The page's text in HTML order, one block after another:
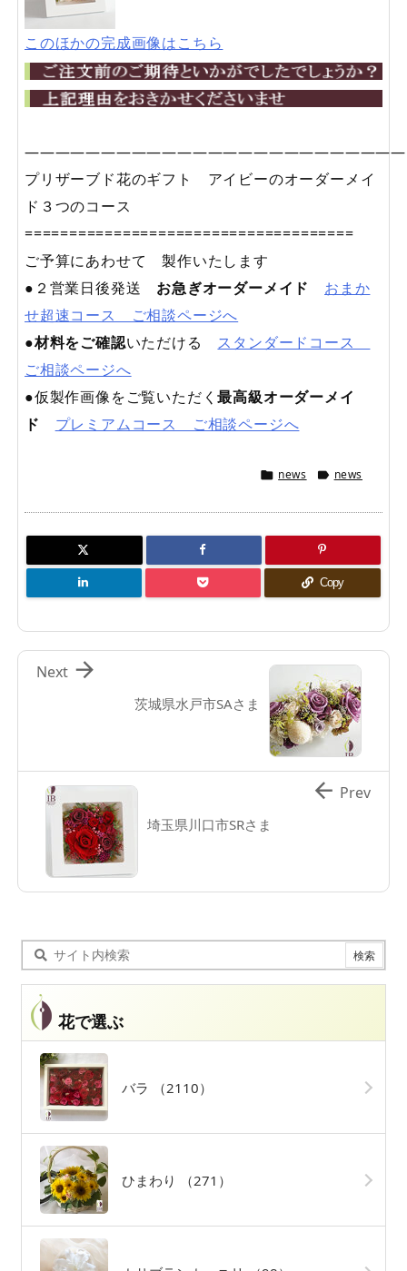
このほかの完成画像はこちら
—————————————————————————
プリザーブド花のギフト アイビーのオーダーメイ
ド３つのコース
=====================================
ご予算にあわせて 製作いたします
●２営業日後発送 お急ぎオーダーメイド
おまか
せ超速コース ご相談ページへ
●材料をご確認いただける スタンダードコース
ご相談ページへ
●仮製作画像をご覧いただく最高級オーダーメイ
ド
プレミアムコース ご相談ページへ
 news  news
Copy
茨城県水戸市SAさま

Next
埼玉県川口市SRさま
 Prev
花で選ぶ
バラ （2110）
ひまわり （271）